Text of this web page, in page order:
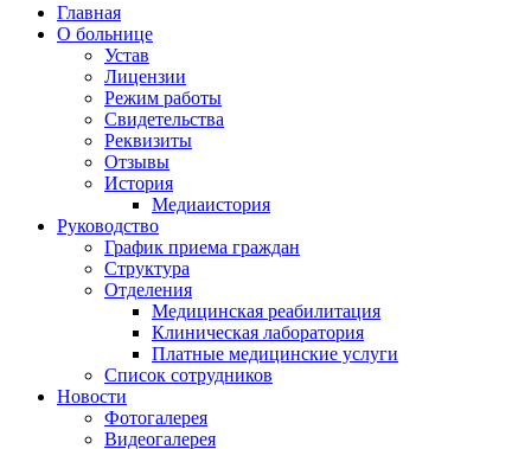
Главная
О больнице
Устав
Лицензии
Режим работы
Свидетельства
Реквизиты
Отзывы
История
Медиаистория
Руководство
График приема граждан
Структура
Отделения
Медицинская реабилитация
Клиническая лаборатория
Платные медицинские услуги
Список сотрудников
Новости
Фотогалерея
Видеогалерея